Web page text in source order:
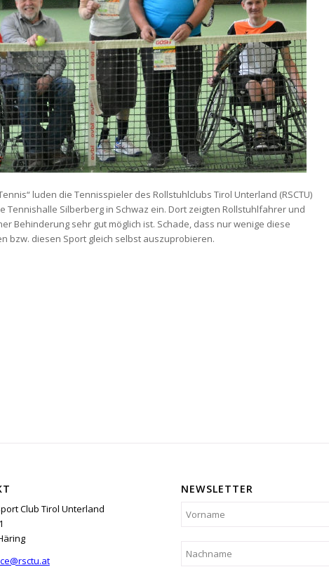
luden die Tennisspieler des Rollstuhlclubs Tirol Unterland (RSCTU)
Tennishalle Silberberg in Schwaz ein. Dort zeigten Rollstuhlfahrer und
Behinderung sehr gut möglich ist. Schade, dass nur wenige diese
bzw. diesen Sport gleich selbst auszuprobieren.
Club Tirol Unterland
NEWSLETTER